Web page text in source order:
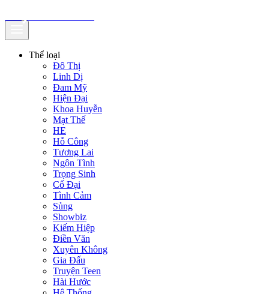
Thể loại
Đô Thị
Linh Dị
Đam Mỹ
Hiện Đại
Khoa Huyễn
Mạt Thế
HE
Hỗ Công
Tương Lai
Ngôn Tình
Trọng Sinh
Cổ Đại
Tình Cảm
Sủng
Showbiz
Kiếm Hiệp
Điền Văn
Xuyên Không
Gia Đấu
Truyện Teen
Hài Hước